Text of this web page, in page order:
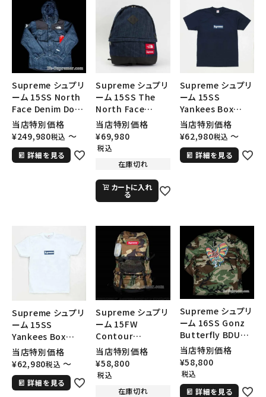
Supreme シュプリ
ーム 15SS North
Face Denim Dot
Shot Jacket ノー
スフェイスドットショ
ットジャケット イン
ディゴ
当店特別価格
¥249,980税込 〜
詳細を見る
Supreme シュプリ
ーム 15SS The
North Face
Denim Day Pack
ノースフェイスデイ
ムデイパック インデ
当店特別価格
¥69,980
税込
在庫切れ
カートに入れ
る
Supreme シュプリ
ーム 15SS
Yankees Box
Logo Tee ヤンキ
ースボックスロゴＴ
シャツ ネイビー
当店特別価格
¥62,980税込 〜
詳細を見る
Supreme シュプリ
ーム 15SS
Yankees Box
Logo Tee ヤンキ
ースボックスロゴＴ
シャツ ホワイト
当店特別価格
¥62,980税込 〜
詳細を見る
Supreme シュプリ
ーム 15FW
Contour
Backpack バック
パック ウッドランド
カモ
当店特別価格
¥58,800
税込
在庫切れ
Supreme シュプリ
ーム 16SS Gonz
Butterfly BDU
Jacket ゴンズバタ
フライジャケット ウ
ッドランドカモ
当店特別価格
¥58,800
税込
詳細を見る